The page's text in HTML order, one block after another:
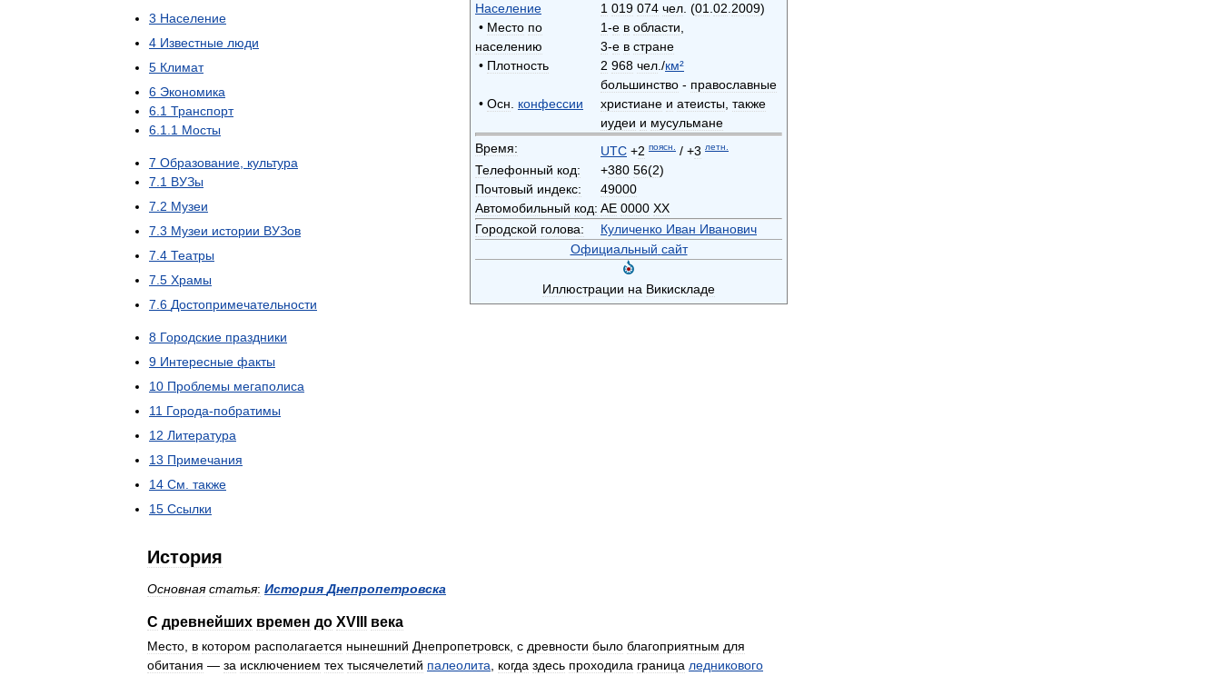
Население
1 019 074 чел . (01 02 2009)
• Место по
населению
1-е в области
3-е в стране
• Плотность 2 968 чел ./км²
• Осн конфессии
большинство - православные
христиане и атеисты также
иудеи и мусульмане
Время:
UTC +2 поясн / +3 летн
Телефонный код: +380 56(2)
Почтовый индекс:
49000
Автомобильный код: АЕ 0000 ХХ
Городской голова: Куличенко Иван Иванович
Официальный сайт
Иллюстрации на Викискладе
3 Население
4 Известные люди
5 Климат
6 Экономика
6 1 Транспорт
6 1 1 Мосты
7 Образование культура
7 1 ВУЗы
7 2 Музеи
7 3 Музеи истории ВУЗов
7 4 Театры
7 5 Храмы
7 6 Достопримечательности
8 Городские праздники
9 Интересные факты
10 Проблемы мегаполиса
11 Города-побратимы
12 Литература
13 Примечания
14 См также
15 Ссылки
История
Основная статья: История Днепропетровска
С древнейших времен до XVIII века
Место в котором располагается нынешний Днепропетровск с древности было благоприятным для
обитания — за исключением тех тысячелетий палеолита когда здесь проходила граница ледникового